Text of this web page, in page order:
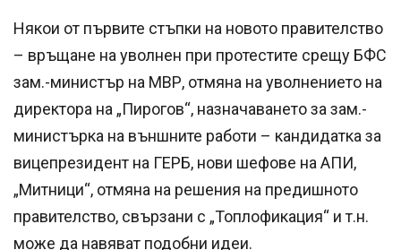
Някои от първите стъпки на новото правителство
– връщане на уволнен при протестите срещу БФС
зам.-министър на МВР, отмяна на уволнението на
директора на „Пирогов“, назначаването за зам.-
министърка на външните работи – кандидатка за
вицепрезидент на ГЕРБ, нови шефове на АПИ,
„Митници“, отмяна на решения на предишното
правителство, свързани с „Топлофикация“ и т.н.
може да навяват подобни идеи.